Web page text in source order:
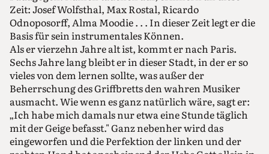
Zeit: Josef Wolfsthal, Max Rostal, Ricardo
Odnoposorff, Alma Moodie . . . In dieser Zeit legt er die
Basis für sein instrumentales Können.
Als er vierzehn Jahre alt ist, kommt er nach Paris.
Sechs Jahre lang bleibt er in dieser Stadt, in der er so
vieles von dem lernen sollte, was außer der
Beherrschung des Griffbretts den wahren Musiker
ausmacht. Wie wenn es ganz natürlich wäre, sagt er:
„Ich habe mich damals nur etwa eine Stunde täglich
mit der Geige befasst." Ganz nebenher wird das
eingeworfen und die Perfektion der linken und der